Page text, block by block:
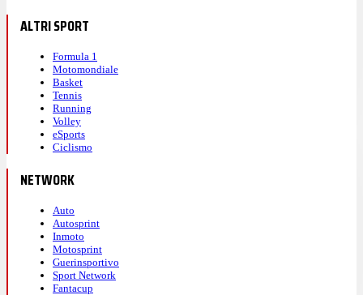
ALTRI SPORT
Formula 1
Motomondiale
Basket
Tennis
Running
Volley
eSports
Ciclismo
NETWORK
Auto
Autosprint
Inmoto
Motosprint
Guerinsportivo
Sport Network
Fantacup